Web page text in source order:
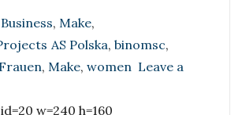
Categories
Business, Make,
Tags
AS Polska, binomsc,
Frauen, Make, women Leave a
Zielgruppew=240 h=160